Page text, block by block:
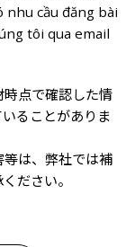
nhu cầu đăng bài
tôi qua email
点で確認した情
ることがありま
は、弊社では補
ださい。